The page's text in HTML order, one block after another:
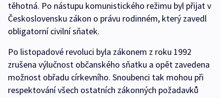
těhotná. Po nástupu komunistického režimu byl přijat v
Československu zákon o právu rodinném, který zavedl
obligatorní civilní sňatek.
Po listopadové revoluci byla zákonem z roku 1992
zrušena výlučnost občanského sňatku a opět zavedena
možnost obřadu církevního. Snoubenci tak mohou při
respektování všech ostatních zákonných požadavků